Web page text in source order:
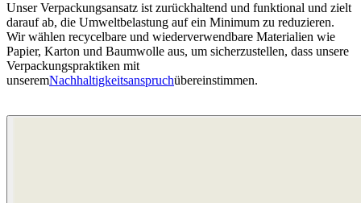
Unser Verpackungsansatz ist zurückhaltend und funktional und zielt
darauf ab, die Umweltbelastung auf ein Minimum zu reduzieren.
Wir wählen recycelbare und wiederverwendbare Materialien wie
Papier, Karton und Baumwolle aus, um sicherzustellen, dass unsere
Verpackungspraktiken mit
unseremNachhaltigkeitsanspruchübereinstimmen.